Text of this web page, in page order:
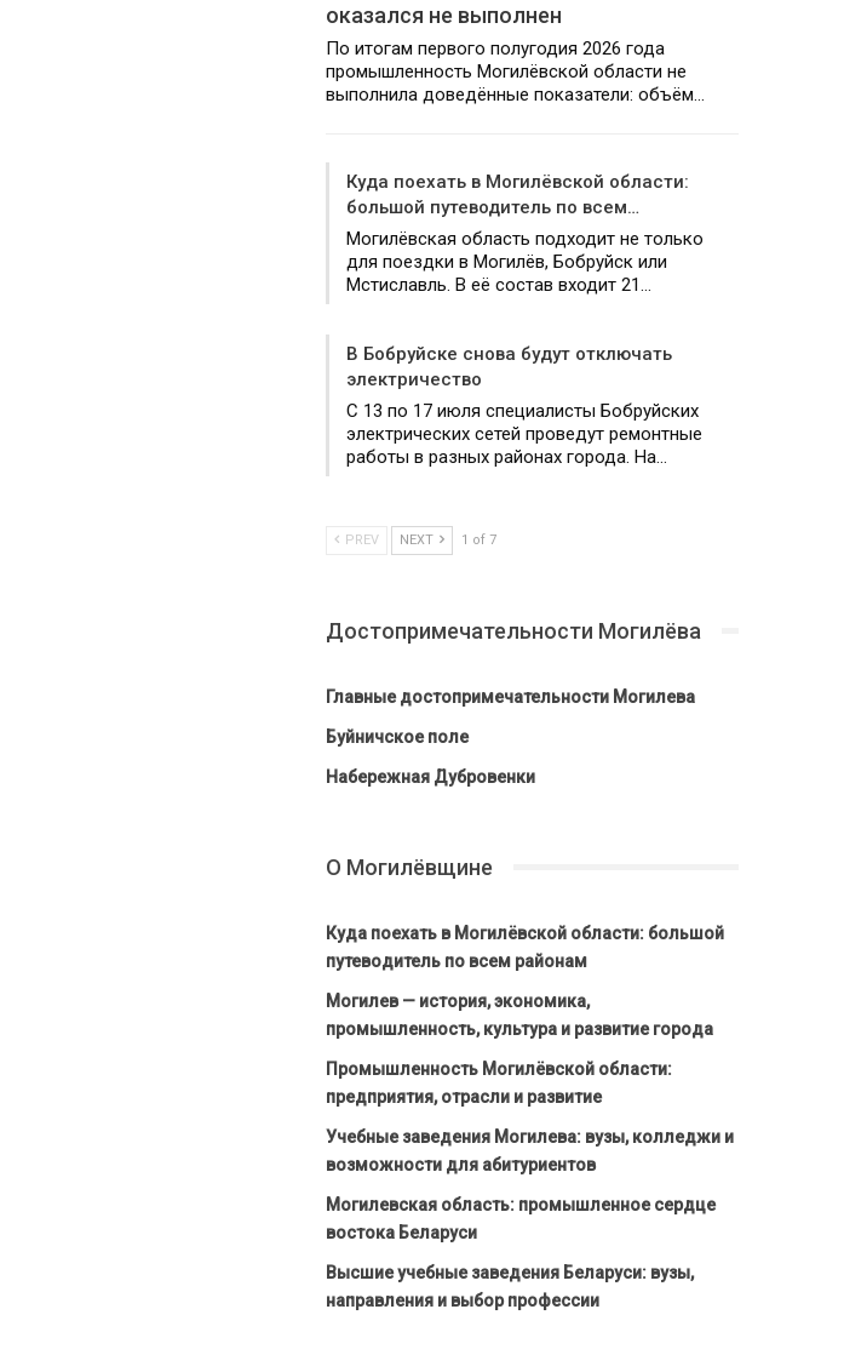
оказался не выполнен
По итогам первого полугодия 2026 года
промышленность Могилёвской области не
выполнила доведённые показатели: объём…
Куда поехать в Могилёвской области:
большой путеводитель по всем…
Могилёвская область подходит не только
для поездки в Могилёв, Бобруйск или
Мстиславль. В её состав входит 21…
В Бобруйске снова будут отключать
электричество
С 13 по 17 июля специалисты Бобруйских
электрических сетей проведут ремонтные
работы в разных районах города. На…
PREV NEXT 1 of 7
Достопримечательности Могилёва
Главные достопримечательности Могилева
Буйничское поле
Набережная Дубровенки
О Могилёвщине
Куда поехать в Могилёвской области: большой
путеводитель по всем районам
Могилев — история, экономика,
промышленность, культура и развитие города
Промышленность Могилёвской области:
предприятия, отрасли и развитие
Учебные заведения Могилева: вузы, колледжи и
возможности для абитуриентов
Могилевская область: промышленное сердце
востока Беларуси
Высшие учебные заведения Беларуси: вузы,
направления и выбор профессии